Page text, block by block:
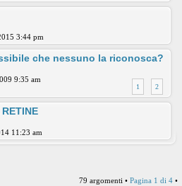
3:44 pm
che nessuno la riconosca?
1 2
9:35 am
11:23 am
79 argomenti • Pagina 1 di 4 •